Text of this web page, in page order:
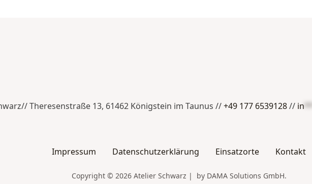
Theresenstraße 13, 61462 Königstein im Taunus //+49 177 6539128// in**
Impressum Datenschutzerklärung Einsatzorte Kontakt
Copyright © 2026 Atelier Schwarz | by DAMA Solutions GmbH.